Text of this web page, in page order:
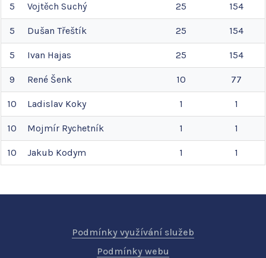
5 Vojtěch Suchý 25 154
5 Dušan Třeštík 25 154
5 Ivan Hajas 25 154
9 René Šenk 10 77
10 Ladislav Koky 1 1
10 Mojmír Rychetník 1 1
10 Jakub Kodym 1 1
Podmínky využívání služeb
Podmínky webu